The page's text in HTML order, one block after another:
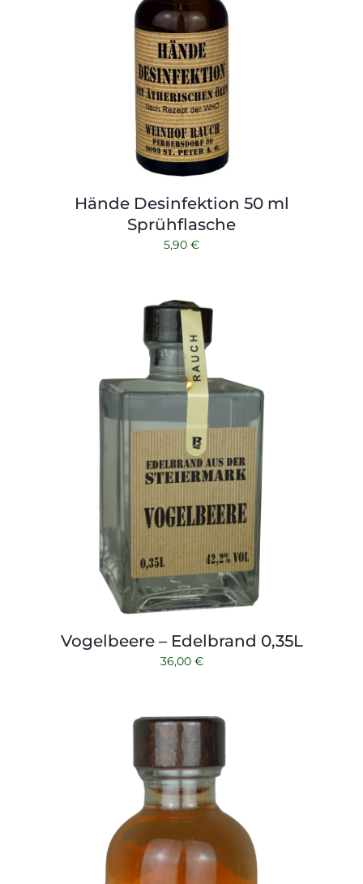
Hände Desinfektion 50 ml
Sprühflasche
5,90 €
Vogelbeere – Edelbrand 0,35L
36,00 €